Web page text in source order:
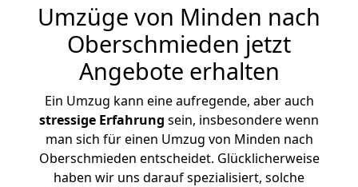
Umzüge von Minden nach
Oberschmieden jetzt
Angebote erhalten
Ein Umzug kann eine aufregende, aber auch
stressige Erfahrung sein, insbesondere wenn
man sich für einen Umzug von Minden nach
Oberschmieden entscheidet. Glücklicherweise
haben wir uns darauf spezialisiert, solche